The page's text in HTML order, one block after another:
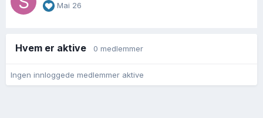
Mai 26
Hvem er aktive 0 medlemmer
Ingen innloggede medlemmer aktive